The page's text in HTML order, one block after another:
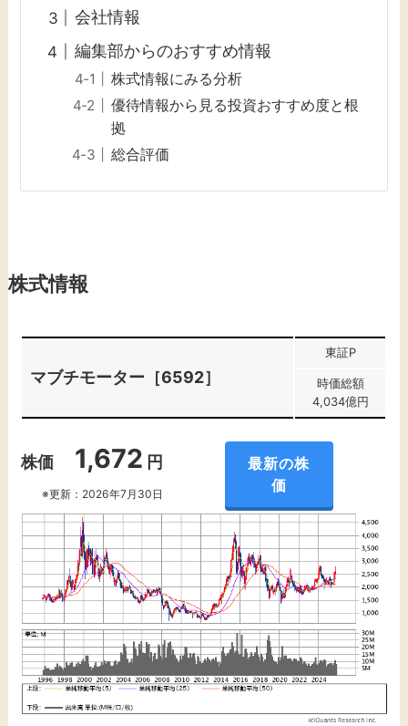
会社情報
編集部からのおすすめ情報
株式情報にみる分析
優待情報から見る投資おすすめ度と根
拠
総合評価
株式情報
マブチモーター［6592］
東証P
時価総額
4,034億円
株価 1,672 円
※更新：2026年7月30日
最新の株
価